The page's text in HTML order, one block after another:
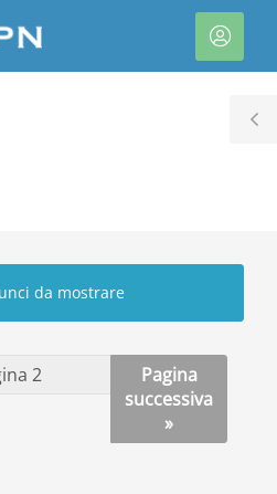
da mostrare
Pagina
successiva
»